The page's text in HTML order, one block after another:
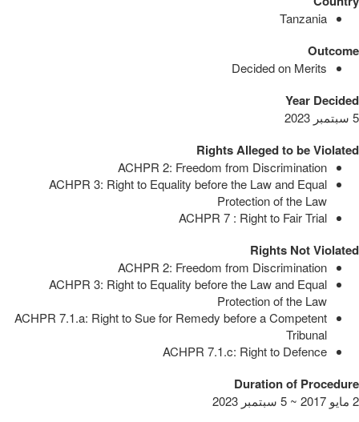
Tanzania
Outcome
Decided on Merits
Year Decided
5 سبتمبر 2023
Rights Alleged to be Violated
ACHPR 2: Freedom from Discrimination
ACHPR 3: Right to Equality before the Law and Equal
Protection of the Law
ACHPR 7 : Right to Fair Trial
Rights Not Violated
ACHPR 2: Freedom from Discrimination
ACHPR 3: Right to Equality before the Law and Equal
Protection of the Law
ACHPR 7.1.a: Right to Sue for Remedy before a Competent
Tribunal
ACHPR 7.1.c: Right to Defence
Duration of Procedure
2 مايو 2017 ~ 5 سبتمبر 2023